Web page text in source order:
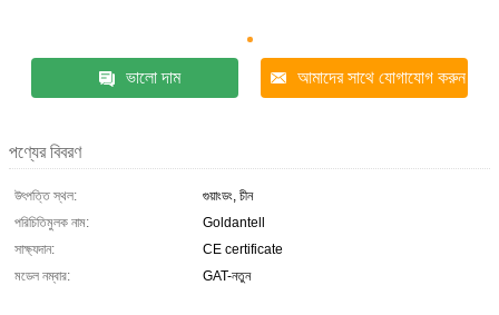
ভালো দাম আমাদের সাথে যোগাযোগ করুন
পণ্যের বিবরণ
উৎপত্তি স্থল:
গুয়াংডং, চীন
পরিচিতিমুলক নাম:
Goldantell
সাক্ষ্যদান:
CE certificate
মডেল নম্বার:
GAT-নতুন